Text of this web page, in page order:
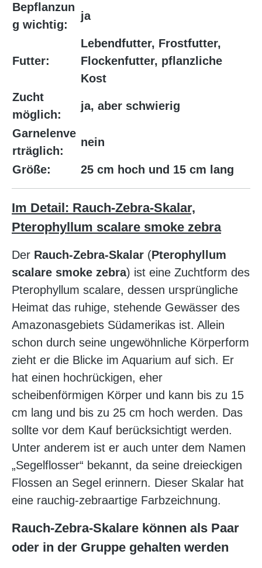
Bepflanzun
g wichtig:
ja
Futter:
Lebendfutter, Frostfutter,
Flockenfutter, pflanzliche
Kost
Zucht
möglich:
ja, aber schwierig
Garnelenve
rträglich:
nein
Größe: 25 cm hoch und 15 cm lang
Im Detail: Rauch-Zebra-Skalar,
Pterophyllum scalare smoke zebra
Der Rauch-Zebra-Skalar (Pterophyllum
scalare smoke zebra) ist eine Zuchtform des
Pterophyllum scalare, dessen ursprüngliche
Heimat das ruhige, stehende Gewässer des
Amazonasgebiets Südamerikas ist. Allein
schon durch seine ungewöhnliche Körperform
zieht er die Blicke im Aquarium auf sich. Er
hat einen hochrückigen, eher
scheibenförmigen Körper und kann bis zu 15
cm lang und bis zu 25 cm hoch werden. Das
sollte vor dem Kauf berücksichtigt werden.
Unter anderem ist er auch unter dem Namen
„Segelflosser“ bekannt, da seine dreieckigen
Flossen an Segel erinnern. Dieser Skalar hat
eine rauchig-zebraartige Farbzeichnung.
Rauch-Zebra-Skalare können als Paar
oder in der Gruppe gehalten werden